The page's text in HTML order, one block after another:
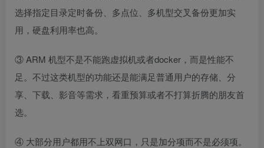
选择指定目录定时备份、多点位、多机型交叉备份更加实
用，硬盘利用率也高。
③ ARM 机型不是不能跑虚拟机或者docker，而是性能不
足。不过这类机型的功能还是能满足普通用户的存储、分
享、下载、影音等需求，看重预算或者不打算折腾的朋友首
选。
④ 大部分用户都用不上双网口，只是加分项而不是必须项。